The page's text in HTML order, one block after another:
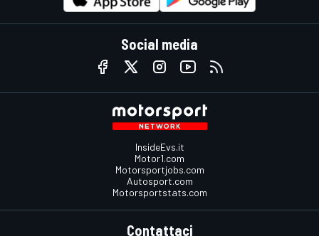
Social media
InsideEvs.it
Motor1.com
Motorsportjobs.com
Autosport.com
Motorsportstats.com
Contattaci